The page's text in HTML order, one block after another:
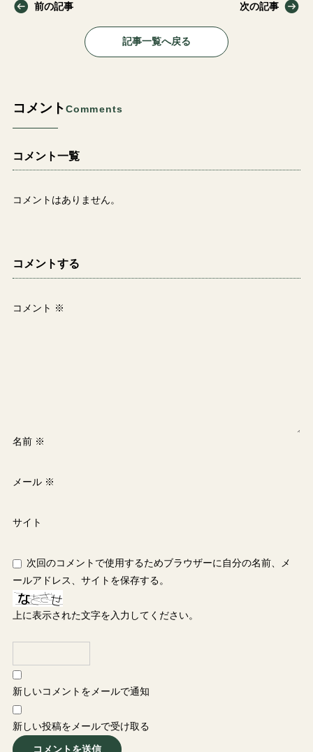
前の記事
記事一覧へ戻る
次の記事
コメントComments
コメント一覧
コメントはありません。
コメントする
コメント ※
名前 ※
メール ※
サイト
次回のコメントで使用するためブラウザーに自分の名前、メ
ールアドレス、サイトを保存する。
上に表示された文字を入力してください。
新しいコメントをメールで通知
新しい投稿をメールで受け取る